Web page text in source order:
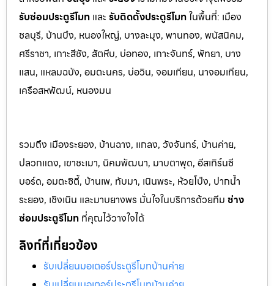
รับซ่อมประตูรีโมท และ รับติดตั้งประตูรีโมทในพื้นที่: เมือง
ชลบุรี, บ้านบึง, หนองใหญ่, บางละมุง, พานทอง, พนัสนิคม,
ศรีราชา, เกาะสีชัง, สัตหีบ, บ่อทอง, เกาะจันทร์, พัทยา, บาง
แสน, แหลมฉบัง, อมตะนคร, บ่อวิน, จอมเทียน, นาจอมเทียน,
เครือสหพัฒน์, หนองมน
รวมถึง เมืองระยอง, บ้านฉาง, แกลง, วังจันทร์, บ้านค่าย,
ปลวกแดง, เขาชะเมา, นิคมพัฒนา, มาบตาพุด, อีสเทิร์นซี
บอร์ด, อมตะซิตี้, บ้านเพ, ทับมา, เนินพระ, ห้วยโป่ง, ปากน้ำ
ระยอง, เชิงเนิน และมาบยางพร มั่นใจในบริการด้วยทีม ช่าง
ซ่อมประตูรีโมท ที่คุณไว้วางใจได้
ลิงก์ที่เกี่ยวข้อง
รับเปลี่ยนมอเตอร์ประตูรีโมทบ้านค่าย